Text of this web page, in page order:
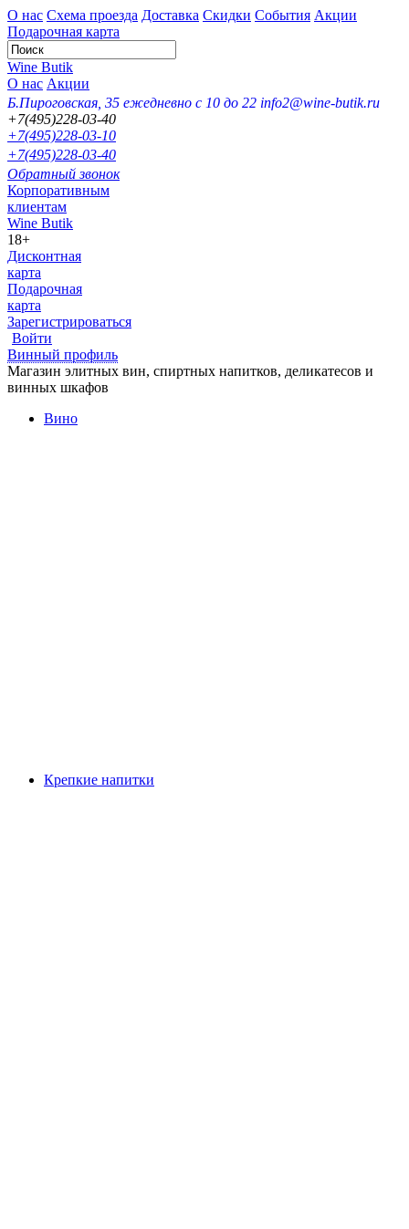
О нас Схема проезда Доставка Скидки События Акции
Подарочная карта
Wine Butik
О нас Акции
Б.Пироговская, 35 ежедневно с 10 до 22 info2@wine-butik.ru
+7(495)228-03-40
+7(495)228-03-10
+7(495)228-03-40
Обратный звонок
Корпоративным
клиентам
Wine Butik
18+
Дисконтная
карта
Подарочная
карта
Зарегистрироваться
Войти
Винный профиль
Магазин элитных вин, спиртных напитков, деликатесов и
винных шкафов
Вино
Крепкие напитки